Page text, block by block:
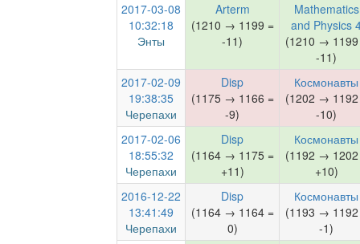
2017-03-08
10:32:18
Энты
Arterm
(1210 → 1199 =
-11)
Mathematics
and Physics
(1210 → 1199
-11)
2017-02-09
19:38:35
Черепахи
Disp
(1175 → 1166 =
-9)
Космонавты
(1202 → 1192
-10)
2017-02-06
18:55:32
Черепахи
Disp
(1164 → 1175 =
+11)
Космонавты
(1192 → 1202
+10)
2016-12-22
13:41:49
Черепахи
Disp
(1164 → 1164 =
0)
Космонавты
(1193 → 1192
-1)